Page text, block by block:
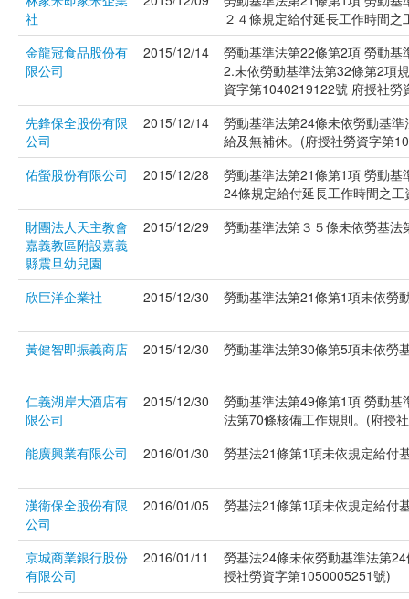
社
２４條規定給付延長工作時間
金龍冠食品股份有
限公司
2015/12/14
勞動基準法第22條第2項 勞動
2.未依勞動基準法第32條第2項
資字第1040219122號 府授社
先鋒保全股份有限
公司
2015/12/14
勞動基準法第24條未依勞動基
給及無補休。(府授社勞資字第
佑螢股份有限公司
2015/12/28
勞動基準法第21條第1項 勞動
24條規定給付延長工作時間之
財團法人天主教會
嘉義教區附設嘉義
縣震旦幼兒園
2015/12/29 勞動基準法第３５條未依勞基
欣巨洋企業社 2015/12/30 勞動基準法第21條第1項未依勞
黃健智即振義商店 2015/12/30 勞動基準法第30條第5項未依勞
仁義湖岸大酒店有
限公司
2015/12/30
勞動基準法第49條第1項 勞動
法第70條核備工作規則。(府授
能廣興業有限公司
2016/01/30 勞基法21條第1項未依規定給付
漢衛保全股份有限
公司
2016/01/05 勞基法21條第1項未依規定給付
京城商業銀行股份
有限公司
2016/01/11
勞基法24條未依勞動基準法第
授社勞資字第1050005251號)